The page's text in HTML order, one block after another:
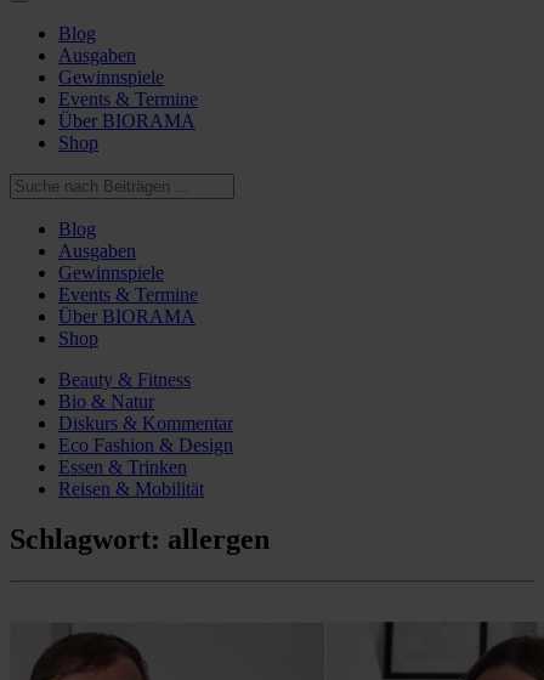
Blog
Ausgaben
Gewinnspiele
Events & Termine
Über BIORAMA
Shop
Blog
Ausgaben
Gewinnspiele
Events & Termine
Über BIORAMA
Shop
Beauty & Fitness
Bio & Natur
Diskurs & Kommentar
Eco Fashion & Design
Essen & Trinken
Reisen & Mobilität
Schlagwort: allergen